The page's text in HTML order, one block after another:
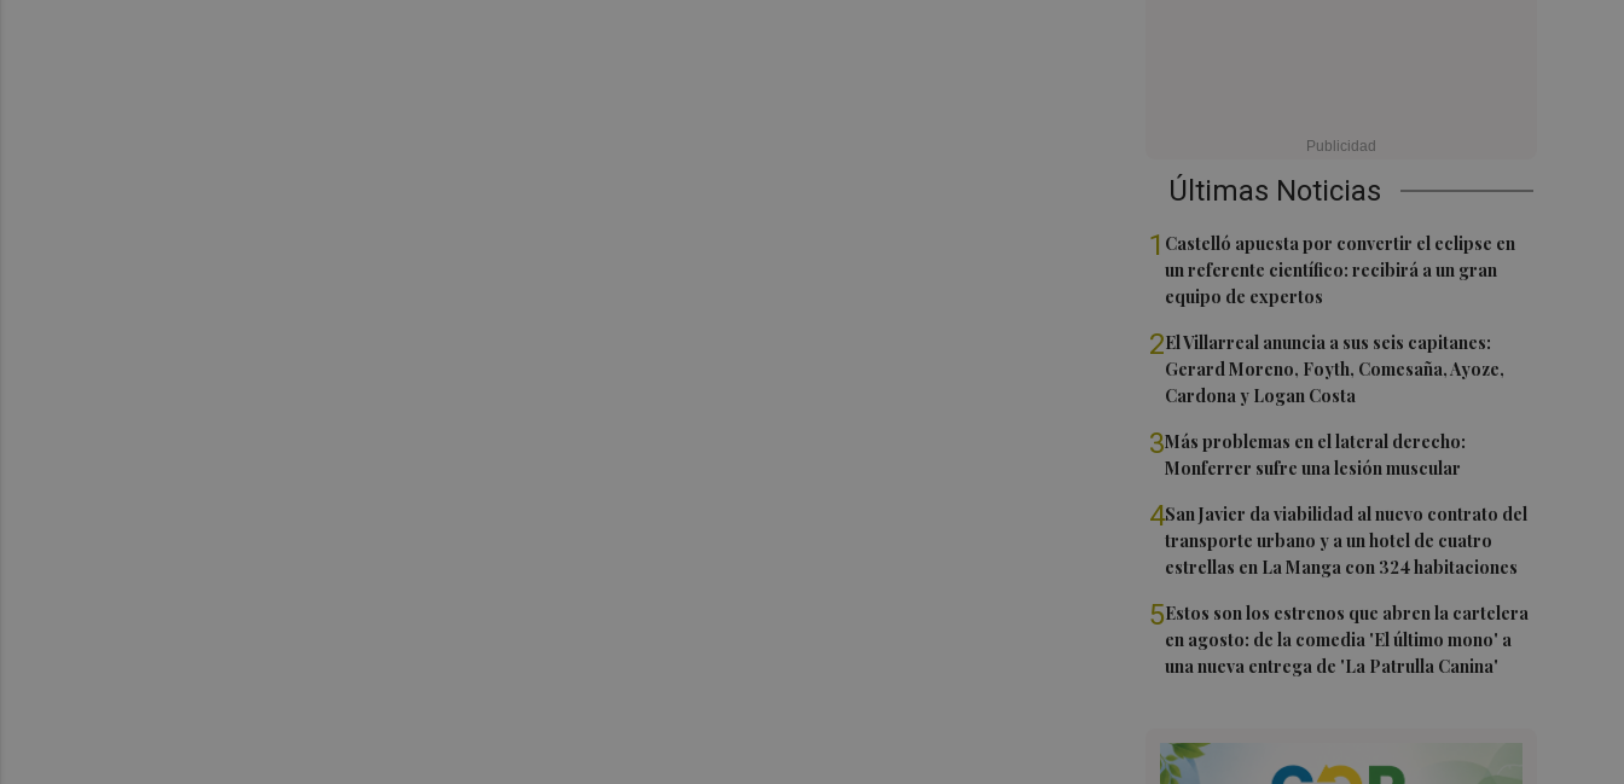
Últimas Noticias
1 Castelló apuesta por convertir el eclipse en
un referente científico: recibirá a un gran
equipo de expertos
2El Villarreal anuncia a sus seis capitanes:
Gerard Moreno, Foyth, Comesaña, Ayoze,
Cardona y Logan Costa
3Más problemas en el lateral derecho:
Monferrer sufre una lesión muscular
4San Javier da viabilidad al nuevo contrato del
transporte urbano y a un hotel de cuatro
estrellas en La Manga con 324 habitaciones
5Estos son los estrenos que abren la cartelera
en agosto: de la comedia 'El último mono' a
una nueva entrega de 'La Patrulla Canina'